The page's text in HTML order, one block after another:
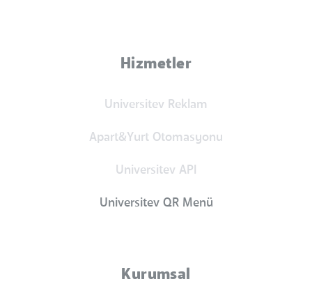
Hizmetler
Universitev Reklam
Apart&Yurt Otomasyonu
Universitev API
Universitev QR Menü
Kurumsal